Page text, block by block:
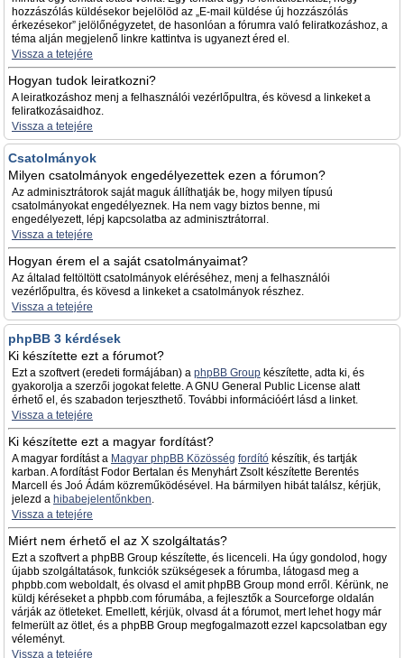
hozzászólás küldésekor bejelölöd az „E-mail küldése új hozzászólás
érkezésekor” jelölőnégyzetet, de hasonlóan a fórumra való feliratkozáshoz, a
téma alján megjelenő linkre kattintva is ugyanezt éred el.
Vissza a tetejére
Hogyan tudok leiratkozni?
A leiratkozáshoz menj a felhasználói vezérlőpultra, és kövesd a linkeket a
feliratkozásaidhoz.
Vissza a tetejére
Csatolmányok
Milyen csatolmányok engedélyezettek ezen a fórumon?
Az adminisztrátorok saját maguk állíthatják be, hogy milyen típusú
csatolmányokat engedélyeznek. Ha nem vagy biztos benne, mi
engedélyezett, lépj kapcsolatba az adminisztrátorral.
Vissza a tetejére
Hogyan érem el a saját csatolmányaimat?
Az általad feltöltött csatolmányok eléréséhez, menj a felhasználói
vezérlőpultra, és kövesd a linkeket a csatolmányok részhez.
Vissza a tetejére
phpBB 3 kérdések
Ki készítette ezt a fórumot?
Ezt a szoftvert (eredeti formájában) a phpBB Group készítette, adta ki, és
gyakorolja a szerzői jogokat felette. A GNU General Public License alatt
érhető el, és szabadon terjeszthető. További információért lásd a linket.
Vissza a tetejére
Ki készítette ezt a magyar fordítást?
A magyar fordítást a Magyar phpBB Közösség fordító készítik, és tartják
karban. A fordítást Fodor Bertalan és Menyhárt Zsolt készítette Berentés
Marcell és Joó Ádám közreműködésével. Ha bármilyen hibát találsz, kérjük,
jelezd a hibabejelentőnkben.
Vissza a tetejére
Miért nem érhető el az X szolgáltatás?
Ezt a szoftvert a phpBB Group készítette, és licenceli. Ha úgy gondolod, hogy
újabb szolgáltatások, funkciók szükségesek a fórumba, látogasd meg a
phpbb.com weboldalt, és olvasd el amit phpBB Group mond erről. Kérünk, ne
küldj kéréseket a phpbb.com fórumába, a fejlesztők a Sourceforge oldalán
várják az ötleteket. Emellett, kérjük, olvasd át a fórumot, mert lehet hogy már
felmerült az ötlet, és a phpBB Group megfogalmazott ezzel kapcsolatban egy
véleményt.
Vissza a tetejére